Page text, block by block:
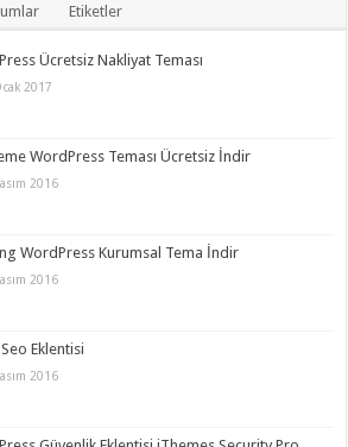
Etiketler
Ücretsiz Nakliyat Teması
2017
WordPress Teması Ücretsiz İndir
2016
WordPress Kurumsal Tema İndir
2016
Eklentisi
2016